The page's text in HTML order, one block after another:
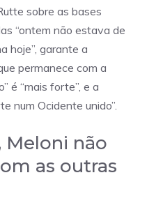
sobre as bases
“ontem não estava de
hoje”, garante a
permanece com a
é “mais forte”, e a
num Ocidente unido”.
Meloni não
as outras